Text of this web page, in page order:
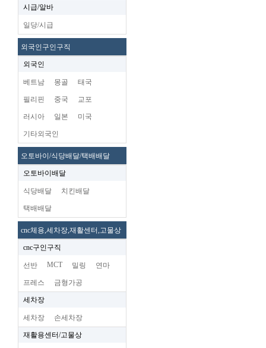
시급/알바
일당/시급
외국인구인구직
외국인
베트남 몽골 태국
필리핀 중국 교포
러시아 일본 미국
기타외국인
오토바이/식당배달/택배배달
오토바이배달
식당배달 치킨배달
택배배달
cnc체용,세차장,재활센터,고물상
cnc구인구직
선반 MCT 밀링 연마
프레스 금형가공
세차장
세차장 손세차장
재활용센터/고물상